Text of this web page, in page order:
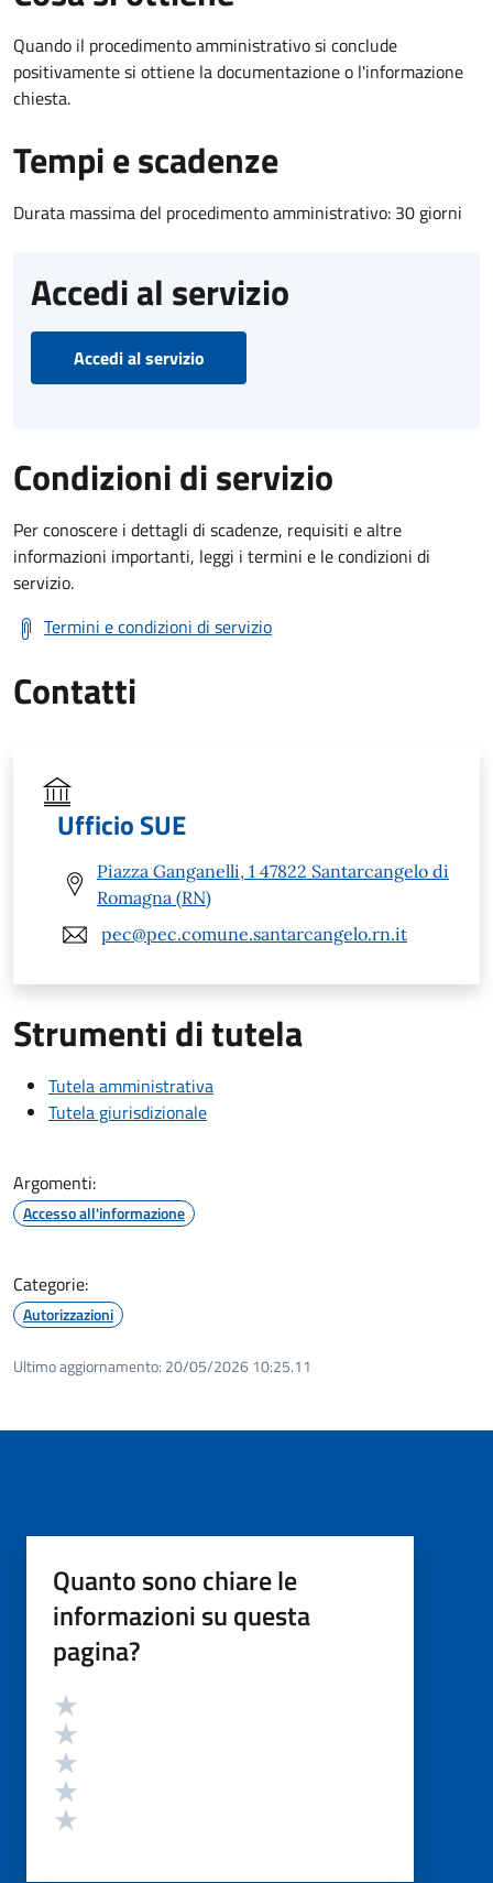
Quando il procedimento amministrativo si conclude
positivamente si ottiene la documentazione o l'informazione
chiesta.
Tempi e scadenze
Durata massima del procedimento amministrativo: 30 giorni
Accedi al servizio
Accedi al servizio
Condizioni di servizio
Per conoscere i dettagli di scadenze, requisiti e altre
informazioni importanti, leggi i termini e le condizioni di
servizio.
Termini e condizioni di servizio
Contatti
Ufficio SUE
Piazza Ganganelli, 1 47822 Santarcangelo di
Romagna (RN)
pec@pec.comune.santarcangelo.rn.it
Strumenti di tutela
Tutela amministrativa
Tutela giurisdizionale
Argomenti:
Accesso all'informazione
Categorie:
Autorizzazioni
Ultimo aggiornamento: 20/05/2026 10:25.11
Quanto sono chiare le
informazioni su questa
pagina?
Valutazione